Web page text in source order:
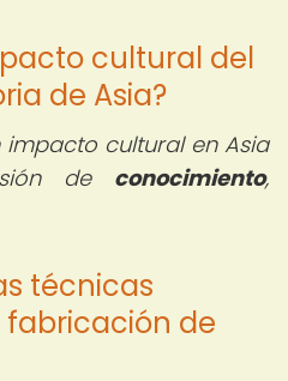
cultural del
de Asia?
cultural en Asia
de conocimiento,
técnicas
de